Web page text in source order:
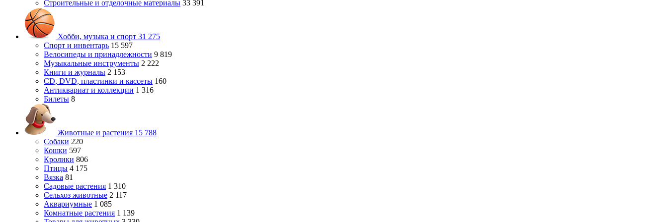
Строительные и отделочные материалы 33 391
Хобби, музыка и спорт 31 275
Спорт и инвентарь 15 597
Велосипеды и принадлежности 9 819
Музыкальные инструменты 2 222
Книги и журналы 2 153
CD, DVD, пластинки и кассеты 160
Антиквариат и коллекции 1 316
Билеты 8
Животные и растения 15 788
Собаки 220
Кошки 597
Кролики 806
Птицы 4 175
Вязка 81
Садовые растения 1 310
Сельхоз животные 2 117
Аквариумные 1 085
Комнатные растения 1 139